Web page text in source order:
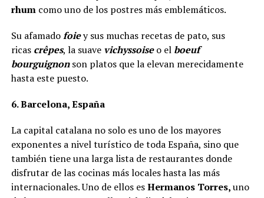
rhumcomo uno de los postres más emblemáticos.
Su afamadofoiey sus muchas recetas de pato, sus
ricas crêpes, la suave vichyssoise o el boeuf
bourguignon son platos que la elevan merecidamente
hasta este puesto.
6. Barcelona, España
La capital catalana no solo es uno de los mayores
exponentes a nivel turístico de toda España, sino que
también tiene una larga lista de restaurantes donde
disfrutar de las cocinas más locales hasta las más
internacionales. Uno de ellos esHermanos Torres,uno